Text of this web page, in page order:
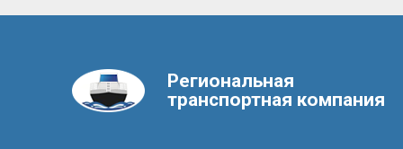
Региональная
транспортная компания